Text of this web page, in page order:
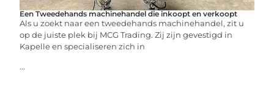
Een Tweedehands machinehandel die inkoopt en verkoopt
Als u zoekt naar een tweedehands machinehandel, zit u
op de juiste plek bij MCG Trading. Zij zijn gevestigd in
Kapelle en specialiseren zich in
...